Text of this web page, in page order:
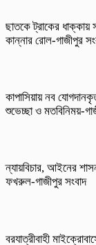
ছাতকে ট্রাকের
কান্নার রোল-গাজীপুর
কাপাসিয়ায় নব
শুভেচ্ছা ও মতবিনিময়-
ন্যায়বিচার, আইনের
ফখরুল-গাজীপুর সংবাদ
বরযাত্রীবাহী